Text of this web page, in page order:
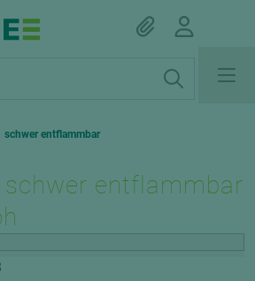
schwer entflammbar
schwer entflammbar